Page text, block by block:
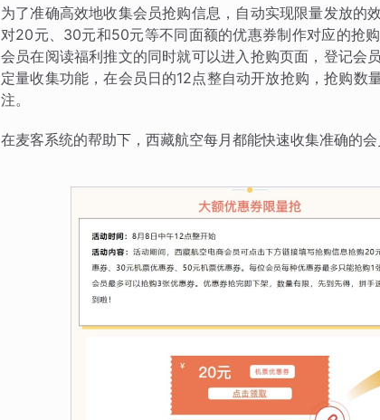
为了准确高效地收集会员抢购信息，自动实现限量发放的
对20元、30元和50元等不同面额的优惠券制作对应的抢
会员在阅读福利推文的同时就可以进入抢购页面，登记会
定量收集功能，在会员日的12点整自动开放抢购，抢购数
注。
在麦客系统的帮助下，西藏航空每月都能快速收集准确的